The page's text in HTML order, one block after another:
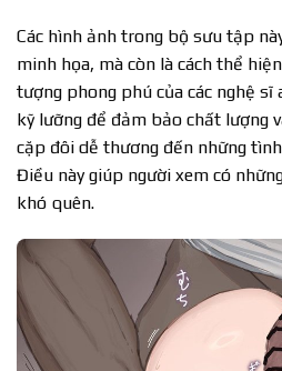
Các hình ảnh trong bộ sưu tập
minh họa, mà còn là cách thể
tượng phong phú của các nghệ sĩ
kỹ lưỡng để đảm bảo chất lượng
cặp đôi dễ thương đến những
Điều này giúp người xem có
khó quên.